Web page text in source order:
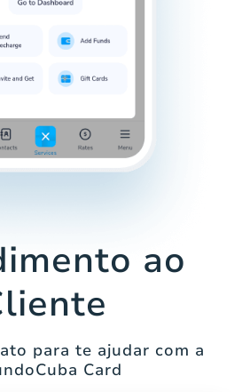
ao
para te ajudar com a
Card